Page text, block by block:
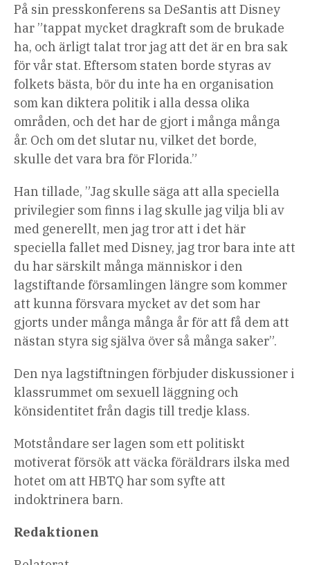
På sin presskonferens sa DeSantis att Disney
har ”tappat mycket dragkraft som de brukade
ha, och ärligt talat tror jag att det är en bra sak
för vår stat. Eftersom staten borde styras av
folkets bästa, bör du inte ha en organisation
som kan diktera politik i alla dessa olika
områden, och det har de gjort i många många
år. Och om det slutar nu, vilket det borde,
skulle det vara bra för Florida.”
Han tillade, ”Jag skulle säga att alla speciella
privilegier som finns i lag skulle jag vilja bli av
med generellt, men jag tror att i det här
speciella fallet med Disney, jag tror bara inte att
du har särskilt många människor i den
lagstiftande församlingen längre som kommer
att kunna försvara mycket av det som har
gjorts under många många år för att få dem att
nästan styra sig själva över så många saker”.
Den nya lagstiftningen förbjuder diskussioner i
klassrummet om sexuell läggning och
könsidentitet från dagis till tredje klass.
Motståndare ser lagen som ett politiskt
motiverat försök att väcka föräldrars ilska med
hotet om att HBTQ har som syfte att
indoktrinera barn.
Redaktionen